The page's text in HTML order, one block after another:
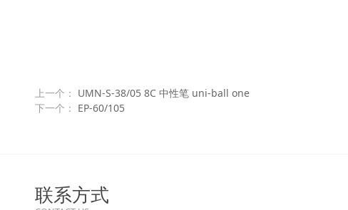
上一个： UMN-S-38/05 8C 中性笔 uni-ball one
下一个： EP-60/105
联系方式